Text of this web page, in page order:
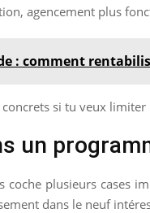
agencement plus
: comment
si tu veux
un
coche plusieurs cases
dans le neuf